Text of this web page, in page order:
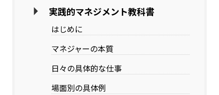
実践的マネジメント教科書
はじめに
マネジャーの本質
日々の具体的な仕事
場面別の具体例